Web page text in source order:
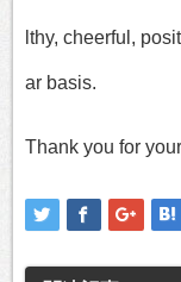
lthy, cheerful,
ar basis.
Thank you for